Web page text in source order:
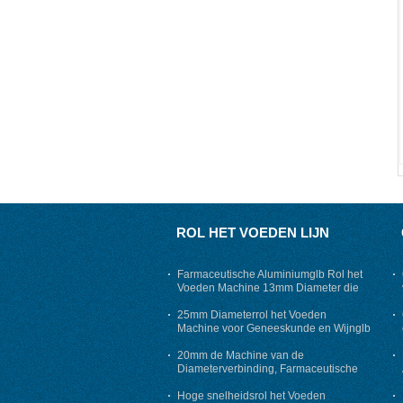
ROL HET VOEDEN LIJN
Farmaceutische Aluminiumglb Rol het
Voeden Machine 13mm Diameter die
Pakistan uitvoert
25mm Diameterrol het Voeden
Machine voor Geneeskunde en Wijnglb
het Maken
20mm de Machine van de
Diameterverbinding, Farmaceutische
GLB-Rol het Voeden Machine
Hoge snelheidsrol het Voeden